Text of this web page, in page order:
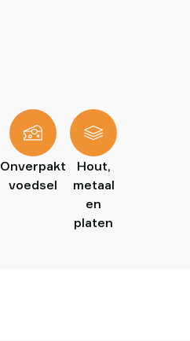
Onverpakt
voedsel
Hout,
metaal
en
platen